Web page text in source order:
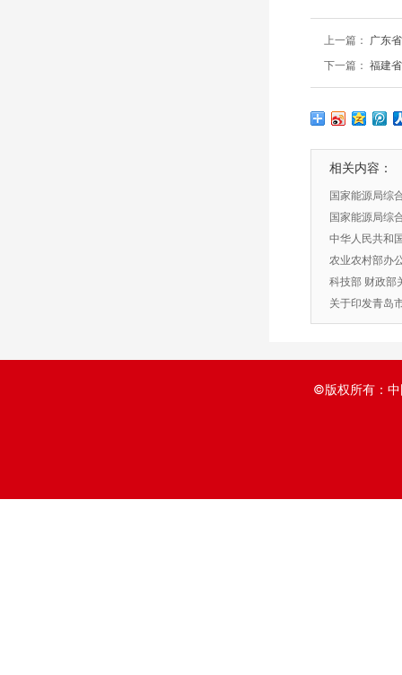
上一篇： 广东
下一篇： 福建
相关内容：
国家能源局综
理和信用工作
国家能源局综
源局全面推行
意见的公告
中华人民共和
细则
农业农村部办
设规范十条的
科技部 财政部
引导基金创业
关于印发青岛
©版权所有：